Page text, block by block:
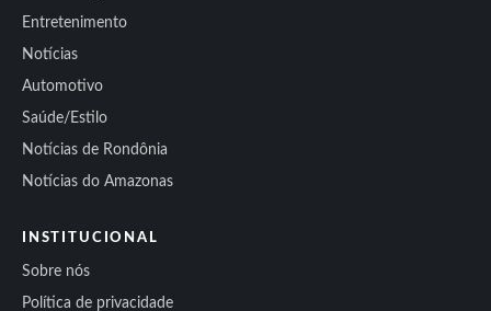
Entretenimento
Notícias
Automotivo
Saúde/Estilo
Notícias de Rondônia
Notícias do Amazonas
INSTITUCIONAL
Sobre nós
Política de privacidade